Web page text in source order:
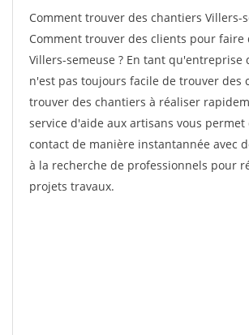
Comment trouver des chantiers Villers-
Comment trouver des clients pour faire
Villers-semeuse ? En tant qu'entreprise
n'est pas toujours facile de trouver des
trouver des chantiers à réaliser
service d'aide aux artisans vous
contact de manière instantannée avec
à la recherche de professionnels pour
projets travaux.